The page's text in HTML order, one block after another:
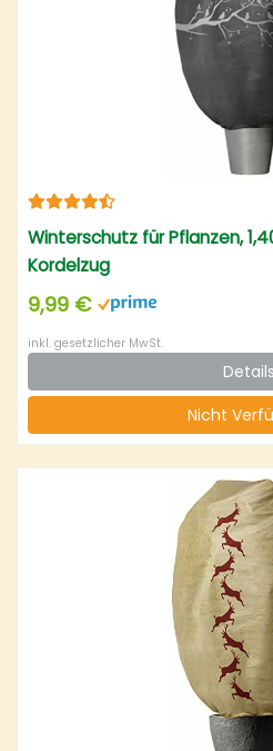
Winterschutz für Pflanzen,
Kordelzug
9,99 €
inkl. gesetzlicher MwSt.
Details
Nicht